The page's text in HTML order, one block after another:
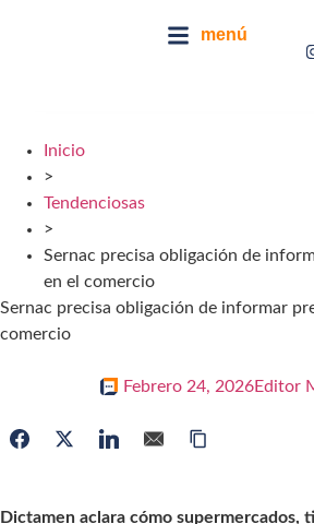
menú
Inicio
>
Tendenciosas
>
Sernac precisa obligación de
en el comercio
Sernac precisa obligación de informar
comercio
Febrero 24, 2026Editor
Dictamen aclara cómo supermercados,